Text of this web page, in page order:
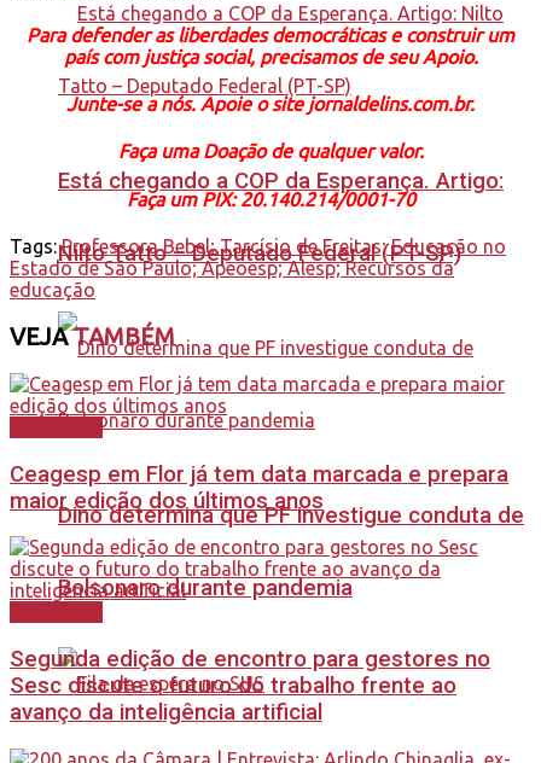
Está chegando a COP da Esperança. Artigo:
Nilto Tatto – Deputado Federal (PT-SP)
Dino determina que PF investigue conduta de
Bolsonaro durante pandemia
Para defender as liberdades democráticas e construir um
país com justiça social, precisamos de seu Apoio.
Junte-se a nós. Apoie o site jornaldelins.com.br.
Faça uma Doação de qualquer valor.
Faça um PIX: 20.140.214/0001-70
Tags: Professora Bebel; Tarcísio de Freitas; Educação no
Estado de São Paulo; Apeoesp; Alesp; Recursos da
educação
VEJATAMBÉM
Ceagesp em Flor já tem data marcada e prepara
maior edição dos últimos anos
Segunda edição de encontro para gestores no
Sesc discute o futuro do trabalho frente ao
avanço da inteligência artificial